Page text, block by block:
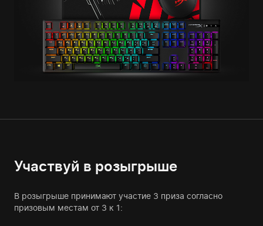
Участвуй в розыгрыше
В розыгрыше принимают участие 3 приза согласно
призовым местам от 3 к 1: